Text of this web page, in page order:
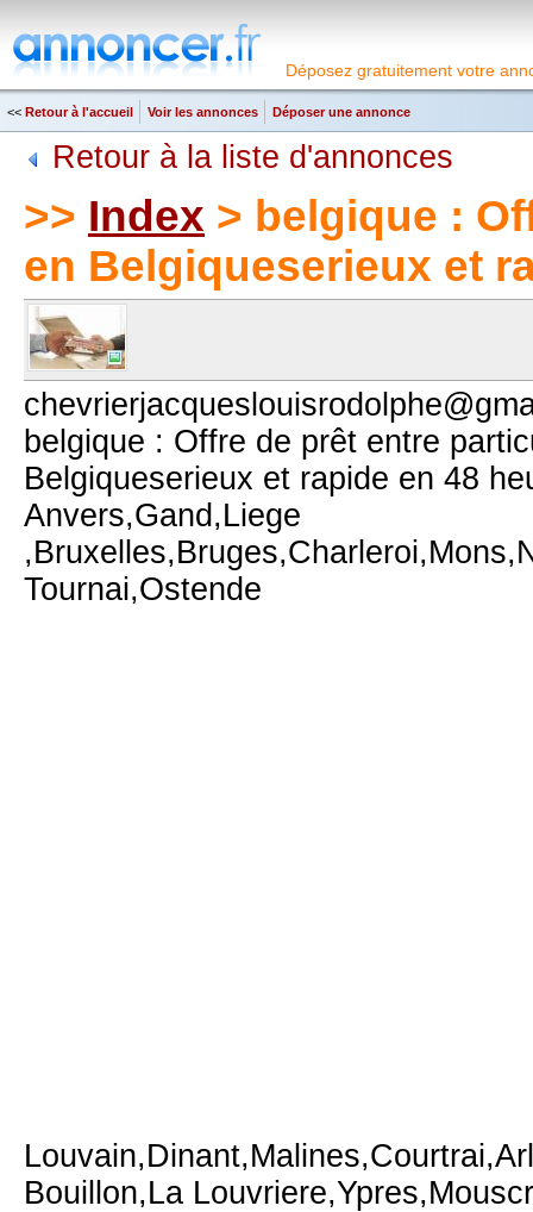
Déposez gratuitement votre
<< Retour à l'accueil Voir les annonces Déposer une annonce
Retour à la liste d'annonces
>> Index > belgique :
en Belgiqueserieux et
belgique : Offre de prêt entre
Belgiqueserieux et rapide en 48
Anvers,Gand,Liege
Tournai,Ostende
Bouillon,La